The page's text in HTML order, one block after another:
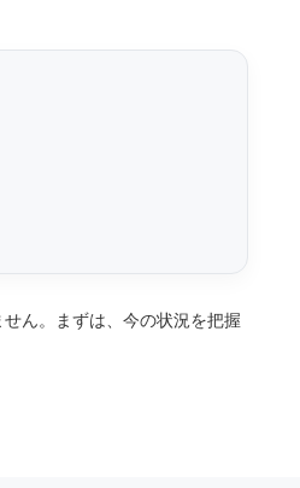
ん。まずは、今の状況を把握